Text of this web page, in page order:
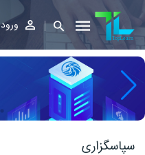
ورود
سپاسگزاری